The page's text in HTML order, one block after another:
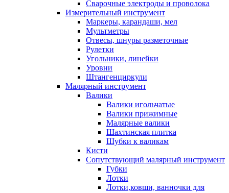
Сварочные электроды и проволока
Измерительный инструмент
Маркеры, карандаши, мел
Мультметры
Отвесы, шнуры разметочные
Рулетки
Угольники, линейки
Уровни
Штангенциркули
Малярный инструмент
Валики
Валики игольчатые
Валики прижимные
Малярные валики
Шахтинская плитка
Шубки к валикам
Кисти
Сопутствующий малярный инструмент
Губки
Лотки
Лотки,ковши, ванночки для